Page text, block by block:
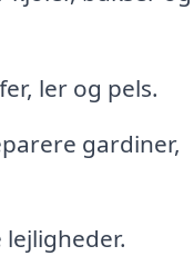
ler og pels.
gardiner,